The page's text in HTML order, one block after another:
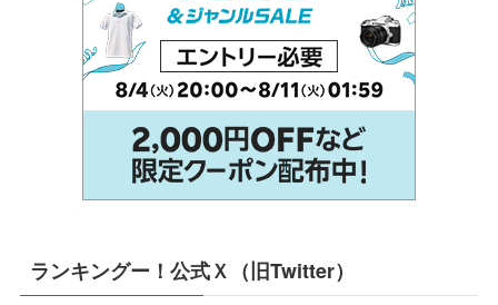
ランキングー！公式Ｘ（旧Twitter）